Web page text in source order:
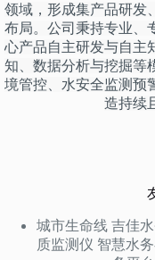
领域，形成集产品研发
布局。公司秉持专业、
心产品自主研发与自主
知、数据分析与挖掘等
境管控、水安全监测预
造持续
城市生命线 吉佳
质监测仪 智慧水